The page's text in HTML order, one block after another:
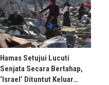
Hamas Setujui Lucuti
Senjata Secara Bertahap,
‘Israel’ Dituntut Keluar…